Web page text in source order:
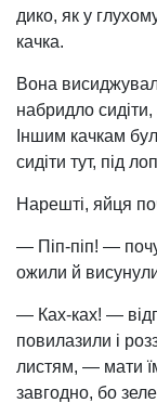
дико, як у
качка.
Вона
набридло сидіти,
Іншим качкам
сидіти тут, під
Нарешті, яйця
— Піп-піп! —
ожили й висунули
— Ках-ках! —
повилазили і
листям, — мати
завгодно, бо